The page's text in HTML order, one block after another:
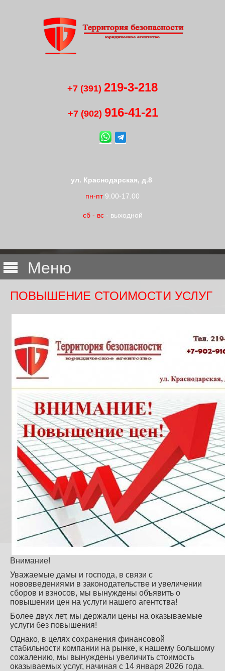
+7 (391) 219-3-218
+7 (902) 916-41-21
ул. Краснодарская, д.8
пн-пт9.00-17.00
сб - вс - выходной
Меню
ПОВЫШЕНИЕ СТОИМОСТИ УСЛУГ
Внимание!
Уважаемые дамы и господа, в связи с
нововведениями в законодательстве и увеличении
сборов и взносов, мы вынуждены объявить о
повышении цен на услуги нашего агентства!
Более двух лет, мы держали цены на оказываемые
услуги без повышения!
Однако, в целях сохранения финансовой
стабильности компании на рынке, к нашему большому
сожалению, мы вынуждены увеличить стоимость
оказываемых услуг, начиная с 14 января 2026 года.